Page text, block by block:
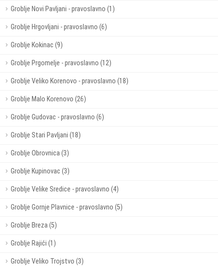
Groblje Novi Pavljani - pravoslavno (1)
Groblje Hrgovljani - pravoslavno (6)
Groblje Kokinac (9)
Groblje Prgomelje - pravoslavno (12)
Groblje Veliko Korenovo - pravoslavno (18)
Groblje Malo Korenovo (26)
Groblje Gudovac - pravoslavno (6)
Groblje Stari Pavljani (18)
Groblje Obrovnica (3)
Groblje Kupinovac (3)
Groblje Velike Sredice - pravoslavno (4)
Groblje Gornje Plavnice - pravoslavno (5)
Groblje Breza (5)
Groblje Rajići (1)
Groblje Veliko Trojstvo (3)